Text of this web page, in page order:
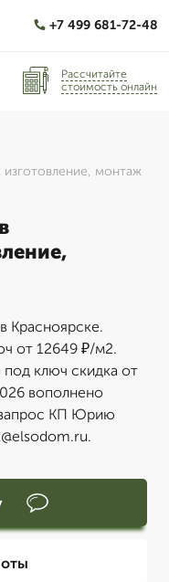
+7 499 681-72-48
Рассчитайте
стоимость онлайн
монтаж
Красноярске.
от 12649 ₽/м2.
под ключ скидка от
вополнено
запрос КП Юрию